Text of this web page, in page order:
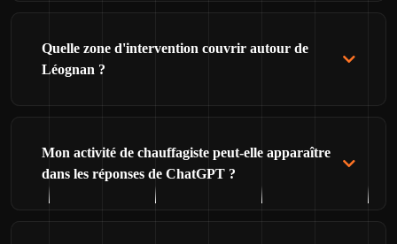
Quelle zone d'intervention couvrir autour de
Léognan ?
Mon activité de chauffagiste peut-elle apparaître
dans les réponses de ChatGPT ?